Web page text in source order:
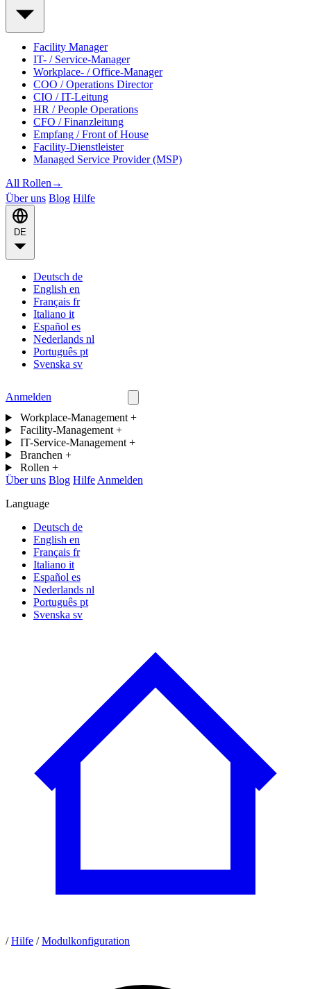
Facility Manager
IT- / Service-Manager
Workplace- / Office-Manager
COO / Operations Director
CIO / IT-Leitung
HR / People Operations
CFO / Finanzleitung
Empfang / Front of House
Facility-Dienstleister
Managed Service Provider (MSP)
All Rollen →
Über uns Blog Hilfe
Deutsch de
English en
Français fr
Italiano it
Español es
Nederlands nl
Português pt
Svenska sv
Anmelden
Workplace-Management +
Facility-Management +
IT-Service-Management +
Branchen +
Rollen +
Über uns Blog Hilfe Anmelden
Language
Deutsch de
English en
Français fr
Italiano it
Español es
Nederlands nl
Português pt
Svenska sv
/ Hilfe / Modulkonfiguration